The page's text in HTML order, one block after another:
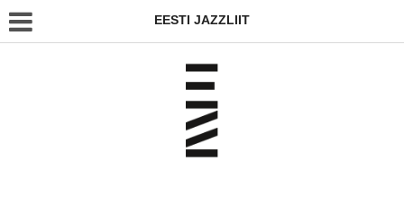
EESTI JAZZLIIT